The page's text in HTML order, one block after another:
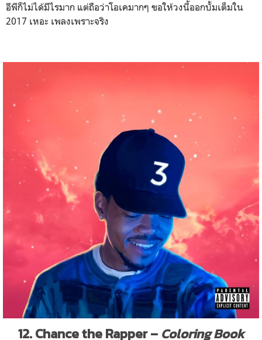
อีพีก็ไม่ได้มีไรมาก แต่ถือว่าโอเคมากๆ ขอให้วงนี้ออกบั้มเต็มใน
2017 เหอะ เพลงเพราะจริง
12. Chance the Rapper – Coloring Book